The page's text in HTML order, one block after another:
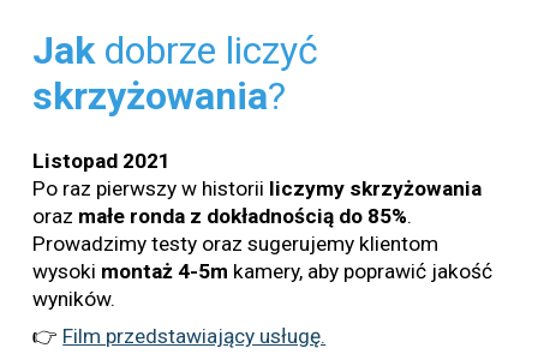
Jak dobrze liczyć
skrzyżowania?
Listopad 2021
Po raz pierwszy w historii liczymy skrzyżowania
oraz małe ronda z dokładnością do 85%.
Prowadzimy testy oraz sugerujemy klientom
wysoki montaż 4-5m kamery, aby poprawić jakość
wyników.
👉 Film przedstawiający usługę.